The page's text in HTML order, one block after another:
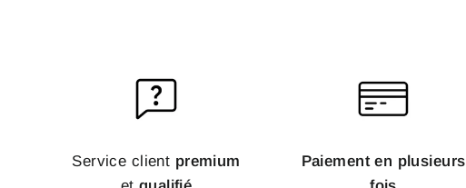
Service client premium
Paiement en plusieurs